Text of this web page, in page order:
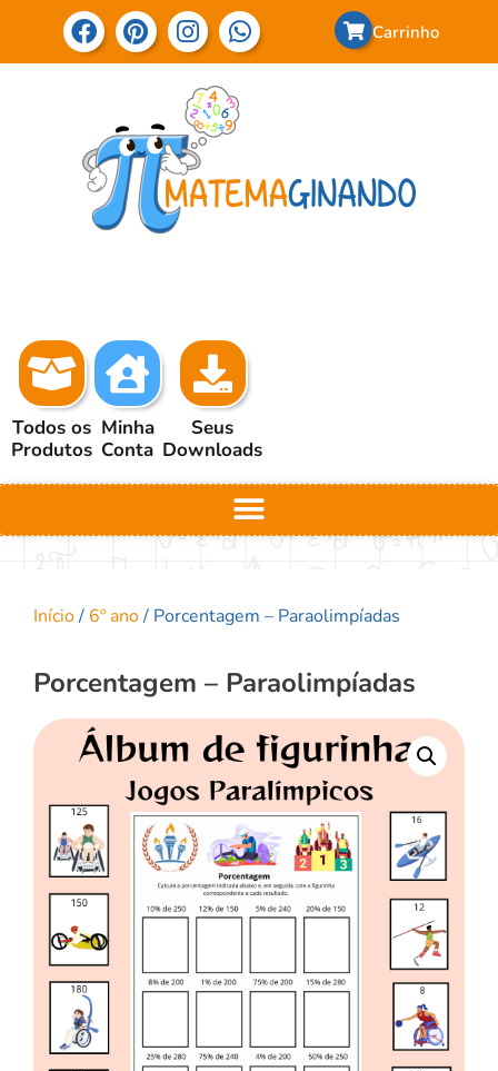
Carrinho
Todos os
Produtos
Minha
Conta
Seus
Downloads
Início/ 6º ano/ Porcentagem – Paraolimpíadas
Porcentagem – Paraolimpíadas